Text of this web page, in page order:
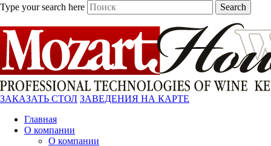
Type your search here Search
ЗАКАЗАТЬ СТОЛ ЗАВЕДЕНИЯ НА КАРТЕ
Главная
О компании
О компании